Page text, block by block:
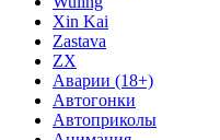
Xin Kai
Zastava
ZX
Аварии (18+)
Автогонки
Автоприколы